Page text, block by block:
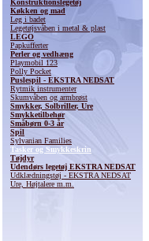
Konstruktionslegetøj
Køkken og mad
Leg i badet
Legetøjsvåben i metal & plast
LEGO
Papkufferter
Perler og vedhæng
Playmobil 123
Polly Pocket
Puslespil - EKSTRA NEDSAT
Rytmik instrumenter
Skumvåben og armbrøst
Smykker, Solbriller, Ure
Smykketilbehør
Småbørn 0-3 år
Spil
Sylvanian Families
Tasker og Smykkeskrin
Tøjdyr
Udendørs legetøj EKSTRA NEDSAT
Udklædningstøj - EKSTRA NEDSAT
Ure, Højtalere m.m.